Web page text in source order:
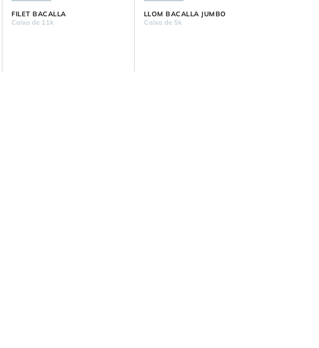
FILET BACALLA
Caixa de 11k
LLOM BACALLA JUMBO
Caixa de 5k